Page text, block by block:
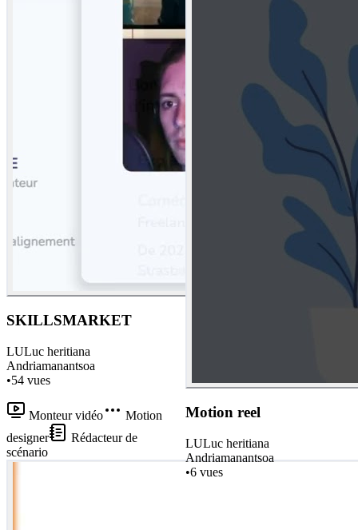
SKILLSMARKET
LULuc heritiana
Andriamanantsoa
•54 vues
Monteur vidéo
Motion
designer
Rédacteur de
scénario
Motion reel
LULuc heritiana
Andriamanantsoa
•6 vues